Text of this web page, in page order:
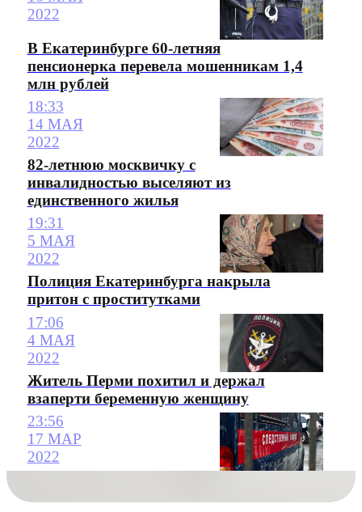
2022
В Екатеринбурге 60-летняя
пенсионерка перевела мошенникам 1,4
млн рублей
18:33
14 МАЯ
2022
82-летнюю москвичку с
инвалидностью выселяют из
единственного жилья
19:31
5 МАЯ
2022
Полиция Екатеринбурга накрыла
притон с проститутками
17:06
4 МАЯ
2022
Житель Перми похитил и держал
взаперти беременную женщину
23:56
17 МАР
2022